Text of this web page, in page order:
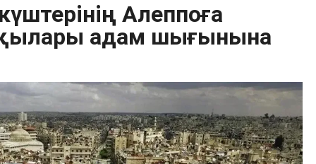
Алеппоға
адам шығынына